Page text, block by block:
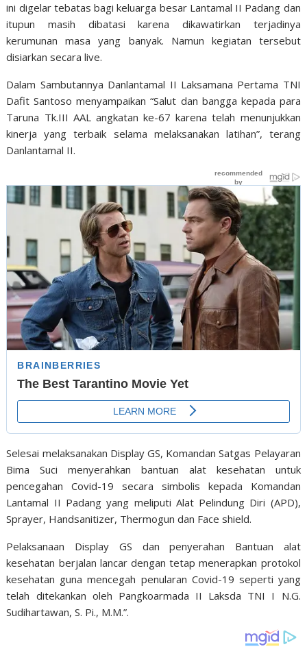
ini digelar tebatas bagi keluarga besar Lantamal II Padang dan
itupun masih dibatasi karena dikawatirkan terjadinya
kerumunan masa yang banyak. Namun kegiatan tersebut
disiarkan secara live.
Dalam Sambutannya Danlantamal II Laksamana Pertama TNI
Dafit Santoso menyampaikan “Salut dan bangga kepada para
Taruna Tk.III AAL angkatan ke-67 karena telah menunjukkan
kinerja yang terbaik selama melaksanakan latihan”, terang
Danlantamal II.
Selesai melaksanakan Display GS, Komandan Satgas Pelayaran
Bima Suci menyerahkan bantuan alat kesehatan untuk
pencegahan Covid-19 secara simbolis kepada Komandan
Lantamal II Padang yang meliputi Alat Pelindung Diri (APD),
Sprayer, Handsanitizer, Thermogun dan Face shield.
Pelaksanaan Display GS dan penyerahan Bantuan alat
kesehatan berjalan lancar dengan tetap menerapkan protokol
kesehatan guna mencegah penularan Covid-19 seperti yang
telah ditekankan oleh Pangkoarmada II Laksda TNI I N.G.
Sudihartawan, S. Pi., M.M.”.